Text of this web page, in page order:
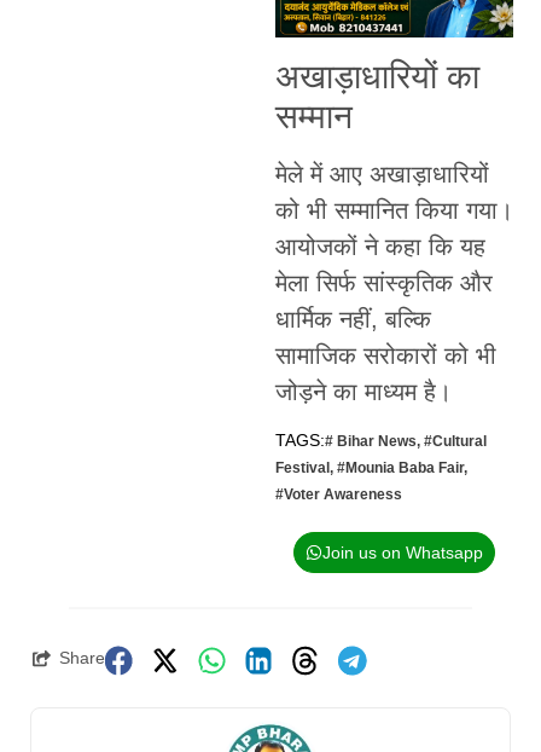
अखाड़ाधारियों का
सम्मान
मेले में आए अखाड़ाधारियों
को भी सम्मानित किया गया।
आयोजकों ने कहा कि यह
मेला सिर्फ सांस्कृतिक और
धार्मिक नहीं, बल्कि
सामाजिक सरोकारों को भी
जोड़ने का माध्यम है।
TAGS:# Bihar News, #Cultural
Festival , #Mounia Baba Fair,
#Voter Awareness
Join us on Whatsapp
Share